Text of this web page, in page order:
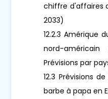
chiffre d'affaires
2033)
12.2.3 Amérique
nord-
Prévisions par
12.3 Prévisions
barbe à papa en